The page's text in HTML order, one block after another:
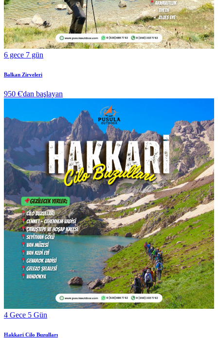
6 gece 7 gün
Balkan Zirveleri
950 €'dan başlayan
4 Gece 5 Gün
Hakkari Cilo Buzulları